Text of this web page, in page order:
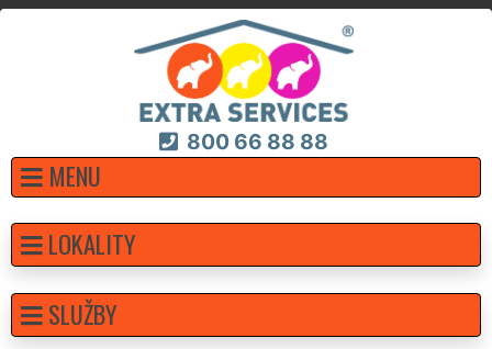
800 66 88 88
MENU
LOKALITY
SLUŽBY